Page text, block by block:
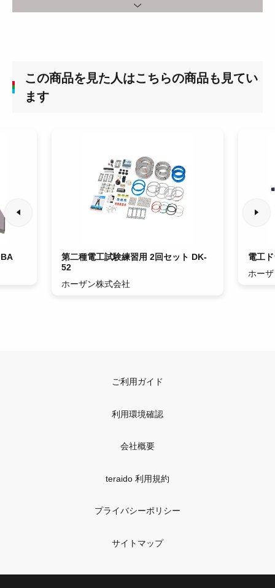
この商品を見た人はこちらの商品も見てい
ます
第二種電工試験練習用 2回セット DK-
52
ホーザン株式会社
電工
ホー
ご利用ガイド
利用環境確認
会社概要
teraido 利用規約
プライバシーポリシー
サイトマップ